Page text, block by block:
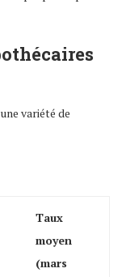
variété de
Taux
moyen
(mars